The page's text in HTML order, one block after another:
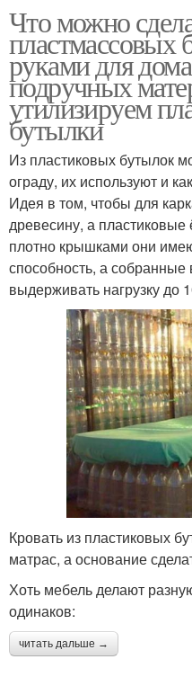
Что можно
пластмассовых
руками для
подручных
утилизируем
бутылки
Из пластиковых бутылок
ограду, их используют и
Идея в том, чтобы для
древесину, а
плотно крышками они
способность, а собранные
выдерживать нагрузку до
Кровать из пластиковых
матрас, а основание
Хоть мебель делают
одинаков:
читать дальше →